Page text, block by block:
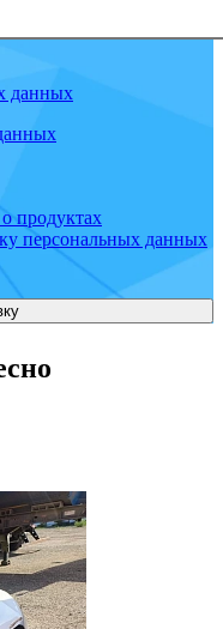
данных
продуктах
персональных данных